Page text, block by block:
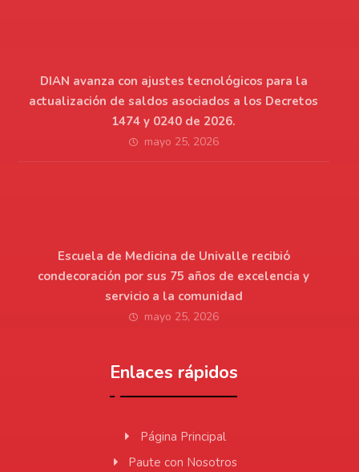
DIAN avanza con ajustes tecnológicos para la
actualización de saldos asociados a los Decretos
1474 y 0240 de 2026.
mayo 25, 2026
Escuela de Medicina de Univalle recibió
condecoración por sus 75 años de excelencia y
servicio a la comunidad
mayo 25, 2026
Enlaces rápidos
Página Principal
Paute con Nosotros